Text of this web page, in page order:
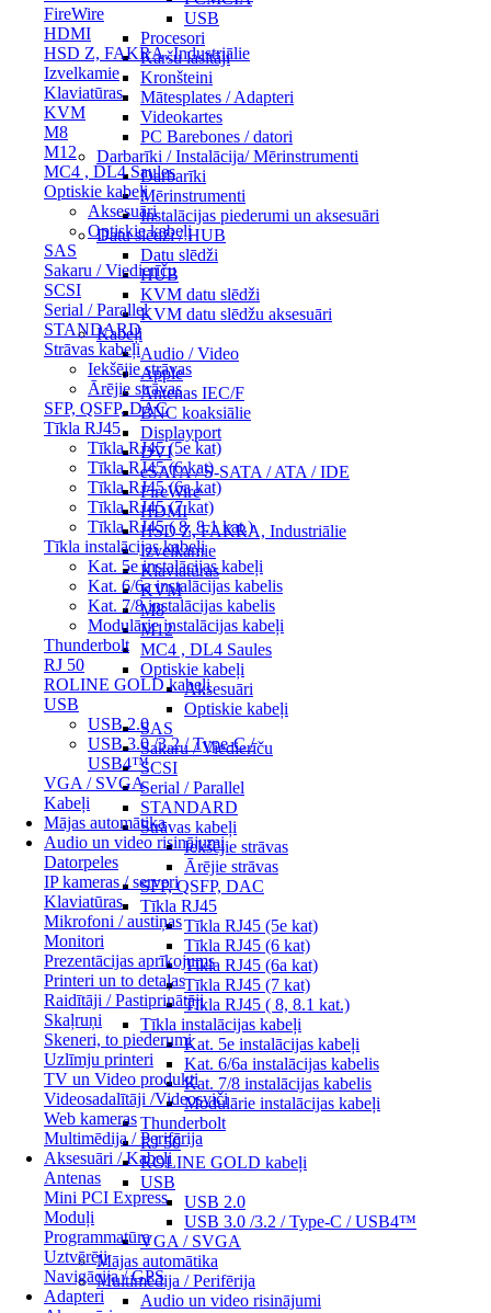
FireWire
HDMI
HSD Z, FAKRA, Industriālie
Izvelkamie
Klaviatūras
KVM
M8
M12
MC4 , DL4 Saules
Optiskie kabeļi
Aksesuāri
Optiskie kabeļi
SAS
Sakaru / Viedierīču
SCSI
Serial / Parallel
STANDARD
Strāvas kabeļi
Iekšējie strāvas
Ārējie strāvas
SFP, QSFP, DAC
Tīkla RJ45
Tīkla RJ45 (5e kat)
Tīkla RJ45 (6 kat)
Tīkla RJ45 (6a kat)
Tīkla RJ45 (7 kat)
Tīkla RJ45 ( 8, 8.1 kat.)
Tīkla instalācijas kabeļi
Kat. 5e instalācijas kabeļi
Kat. 6/6a instalācijas kabelis
Kat. 7/8 instalācijas kabelis
Modulārie instalācijas kabeļi
Thunderbolt
RJ 50
ROLINE GOLD kabeļi
USB
USB 2.0
USB 3.0 /3.2 / Type-C /
USB4™
VGA / SVGA
Kabeļi
Mājas automātika
Audio un video risinājumi
Datorpeles
IP kameras / serveri
Klaviatūras
Mikrofoni / austiņas
Monitori
Prezentācijas aprīkojums
Printeri un to detaļas
Raidītāji / Pastiprinātāji
Skaļruņi
Skeneri, to piederumi
Uzlīmju printeri
TV un Video produkti
Videosadalītāji /Videosviči
Web kameras
Multimēdija / Perifērija
Aksesuāri / Kabeļi
Antenas
Mini PCI Express
Moduļi
Programmatūra
Uztvērēji
Navigācija / GPS
Adapteri
USB
Procesori
Karšu lasītāji
Kronšteini
Mātesplates / Adapteri
Videokartes
PC Barebones / datori
Darbarīki / Instalācija/ Mērinstrumenti
Darbarīki
Mērinstrumenti
Instalācijas piederumi un aksesuāri
Datu slēdži / HUB
Datu slēdži
HUB
KVM datu slēdži
KVM datu slēdžu aksesuāri
Kabeļi
Audio / Video
Apple
Antenas IEC/F
BNC koaksiālie
Displayport
DVI
eSATA / S-SATA / ATA / IDE
FireWire
HDMI
HSD Z, FAKRA, Industriālie
Izvelkamie
Klaviatūras
KVM
M8
M12
MC4 , DL4 Saules
Optiskie kabeļi
Aksesuāri
Optiskie kabeļi
SAS
Sakaru / Viedierīču
SCSI
Serial / Parallel
STANDARD
Strāvas kabeļi
Iekšējie strāvas
Ārējie strāvas
SFP, QSFP, DAC
Tīkla RJ45
Tīkla RJ45 (5e kat)
Tīkla RJ45 (6 kat)
Tīkla RJ45 (6a kat)
Tīkla RJ45 (7 kat)
Tīkla RJ45 ( 8, 8.1 kat.)
Tīkla instalācijas kabeļi
Kat. 5e instalācijas kabeļi
Kat. 6/6a instalācijas kabelis
Kat. 7/8 instalācijas kabelis
Modulārie instalācijas kabeļi
Thunderbolt
RJ 50
ROLINE GOLD kabeļi
USB
USB 2.0
USB 3.0 /3.2 / Type-C / USB4™
VGA / SVGA
Mājas automātika
Multimēdija / Perifērija
Audio un video risinājumi